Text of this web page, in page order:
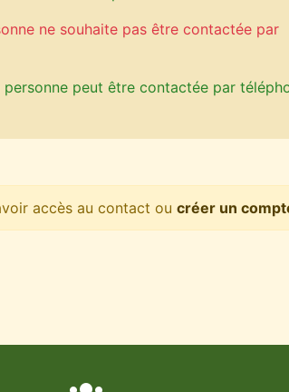
ne souhaite pas être contactée par
personne peut être contactée par
accès au contact ou créer un